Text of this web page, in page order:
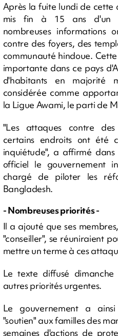
Après la fuite lundi de
mis fin à 15 ans d'un
nombreuses
contre des foyers, des
communauté hindoue.
importante dans ce pays
d'habitants en majorité
considérée comme
la Ligue Awami, le parti de
"Les attaques contre
certains endroits ont été
inquiétude", a affirmé
officiel le gouvernement
chargé de piloter les
Bangladesh.
- Nombreuses priorités -
Il a ajouté que ses
"conseiller", se réuniraient
mettre un terme à ces
Le texte diffusé dimanche
autres priorités urgentes.
Le gouvernement a
"soutien" aux familles des
semaines d'actions de